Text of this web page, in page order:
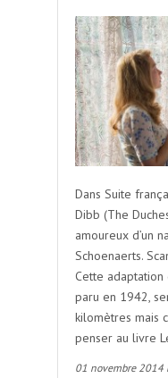
Dans Suite
Dibb (The
amoureux d’un
Schoenaerts.
Cette adaptation
paru en 1942,
kilomètres mais
penser au livre
01 novembre 2014